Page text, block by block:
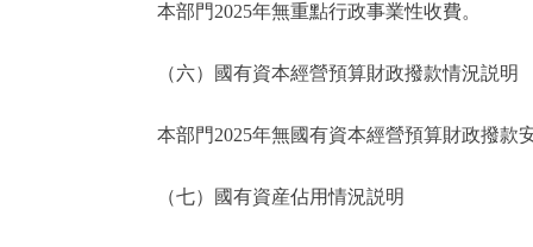
本部門2025年無重點行政事業性收費。
（六）國有資本經營預算財政撥款情況説明
本部門2025年無國有資本經營預算財政撥款
（七）國有資産佔用情況説明